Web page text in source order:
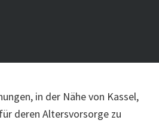
in der Nähe von Kassel,
deren Altersvorsorge zu